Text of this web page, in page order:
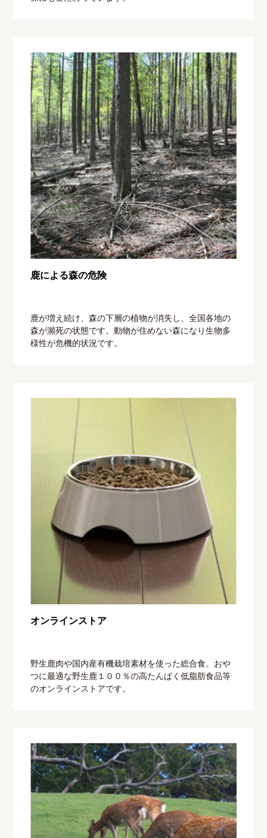
鹿による森の危険
鹿が増え続け、森の下層の植物が消失し、全国各地の
森が瀕死の状態です。動物が住めない森になり生物多
様性が危機的状況です。
オンラインストア
野生鹿肉や国内産有機栽培素材を使った総合食。おや
つに最適な野生鹿１００％の高たんぱく低脂肪食品等
のオンラインストアです。